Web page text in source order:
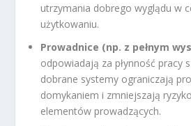
utrzymania dobrego wyglądu w
użytkowaniu.
Prowadnice (np. z pełnym
odpowiadają za płynność pracy
dobrane systemy ograniczają
domykaniem i zmniejszają
elementów prowadzących.